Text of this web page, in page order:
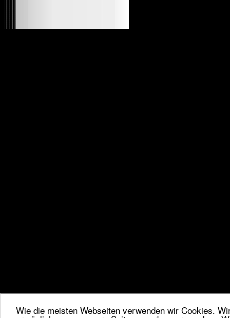
Wie die meisten Webseiten verwenden wir Cookies.